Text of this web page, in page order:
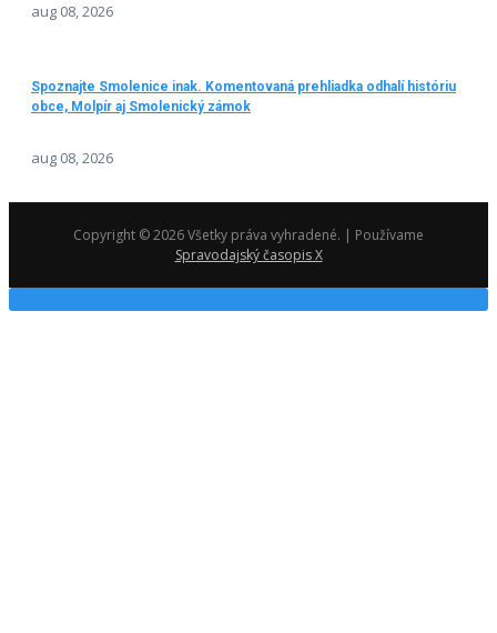
aug 08, 2026
Spoznajte Smolenice inak. Komentovaná prehliadka odhalí históriu
obce, Molpír aj Smolenický zámok
aug 08, 2026
Copyright © 2026 Všetky práva vyhradené. | Používame
Spravodajský časopis X